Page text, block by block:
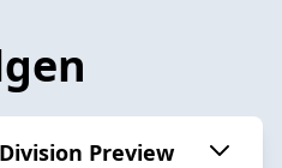
Preview